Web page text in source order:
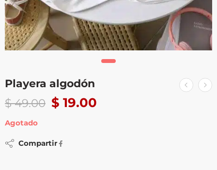
Playera algodón
$49.00 $ 19.00
Agotado
Compartir